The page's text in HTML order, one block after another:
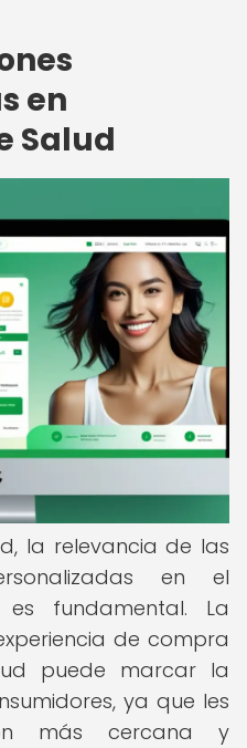
en
Salud
la relevancia de las
en el
es fundamental. La
de compra
puede marcar la
ya que les
más cercana y